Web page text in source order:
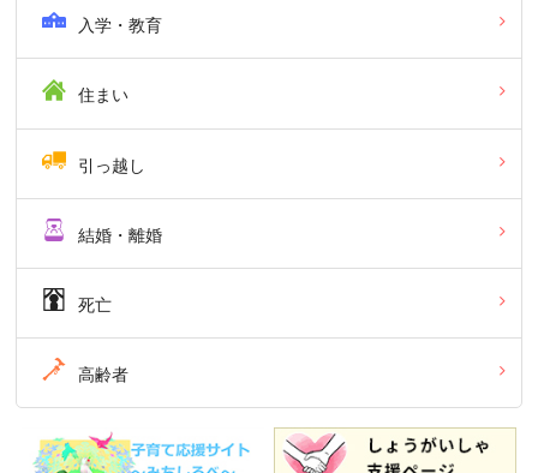
入学・教育
住まい
引っ越し
結婚・離婚
死亡
高齢者